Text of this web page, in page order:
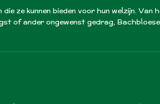
ze kunnen bieden voor hun welzijn. Van
of ander ongewenst gedrag,